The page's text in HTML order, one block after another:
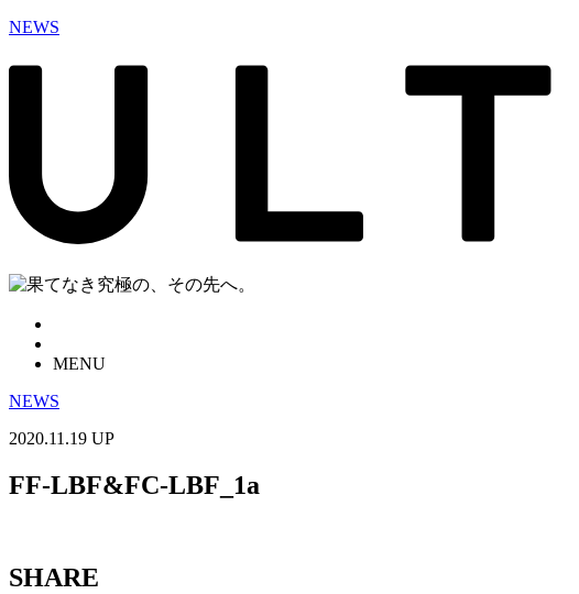
NEWS
MENU
NEWS
2020.11.19 UP
FF-LBF&FC-LBF_1a
SHARE